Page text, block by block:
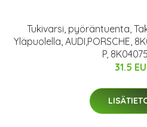
Tukivarsi, pyöräntuenta,
Yläpuolella, AUDI,PORSCHE,
P,
31.5